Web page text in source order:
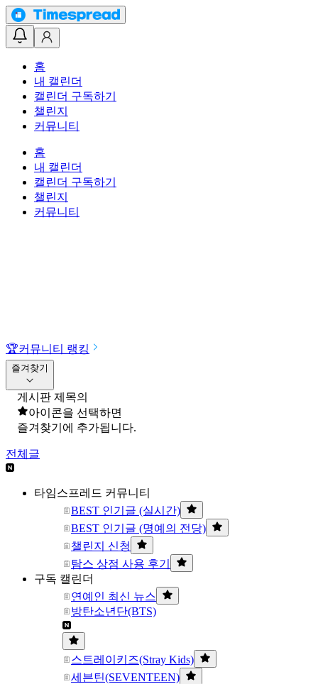
홈
내 캘린더
캘린더 구독하기
챌린지
커뮤니티
홈
내 캘린더
캘린더 구독하기
챌린지
커뮤니티
🏆커뮤니티 랭킹
즐겨찾기
게시판 제목의
아이콘을 선택하면
즐겨찾기에 추가됩니다.
전체글
타임스프레드 커뮤니티
BEST 인기글 (실시간)
BEST 인기글 (명예의 전당)
챌린지 신청
탐스 상점 사용 후기
구독 캘린더
연예인 최신 뉴스
방탄소년단(BTS)
스트레이키즈(Stray Kids)
세븐틴(SEVENTEEN)